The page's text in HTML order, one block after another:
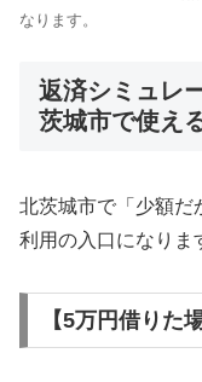
なります。
返済シミュレ
茨城市で使え
北茨城市で「少額だ
利用の入口になりま
【5万円借りた